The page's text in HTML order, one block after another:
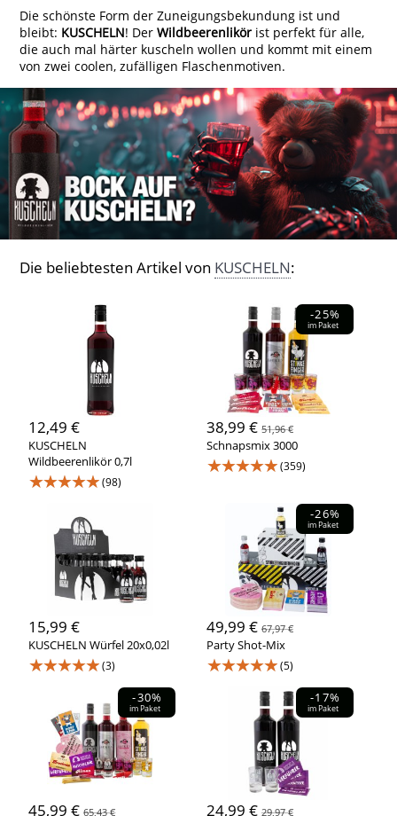
Die schönste Form der Zuneigungsbekundung ist und
bleibt: KUSCHELN! DerWildbeerenlikör ist perfekt für alle,
die auch mal härter kuscheln wollen und kommt mit einem
von zwei coolen, zufälligen Flaschenmotiven.
Die beliebtesten Artikel von KUSCHELN:
12,49 €
KUSCHELN
Wildbeerenlikör 0,7l
★★★★★(98)
-25%
im Paket
38,99 € 51,96 €
Schnapsmix 3000
★★★★★(359)
15,99 €
KUSCHELN Würfel 20x0,02l
★★★★★(3)
-26%
im Paket
49,99 € 67,97 €
Party Shot-Mix
★★★★★(5)
-30%
im Paket
45,99 €65,43 €
-17%
im Paket
24,99 € 29,97 €